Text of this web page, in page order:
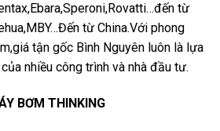
từ
từ China.Với phong
tận gốc Bình Nguyên luôn là lựa
nhiều công trình và nhà đầu tư.
BƠM THINKING